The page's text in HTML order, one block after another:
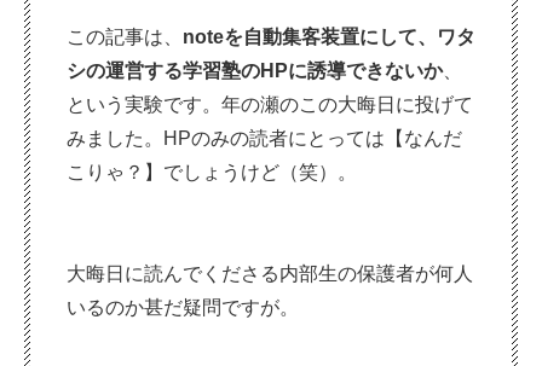
この記事は、 noteを自動集客装置にして、ワタ
シの運営する学習塾のHPに誘導できないか、
という実験です。年の瀬のこの大晦日に投げて
みました。HPのみの読者にとっては【なんだ
こりゃ？】でしょうけど（笑）。
大晦日に読んでくださる内部生の保護者が何人
いるのか甚だ疑問ですが。